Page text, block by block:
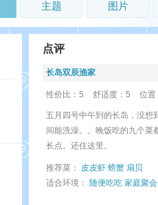
主题 图片
点评
长岛双辰渔家
性价比：5 舒适度：5 位置
五月四号中午到的长岛，没想
间能洗澡。。晚饭吃的九个菜
长点。还住这里。
推荐菜： 皮皮虾 螃蟹 扇贝
适合环境： 随便吃吃 家庭聚会